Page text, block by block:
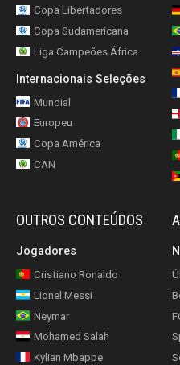
Copa Libertadores
Copa Sudamericana
Liga Campeões África
Internacionais Seleções
Mundial
Europeu
Copa América
CAN
OUTROS CONTEÚDOS
Jogadores
Cristiano Ronaldo
Lionel Messi
Neymar
Mohamed Salah
Kylian Mbappe